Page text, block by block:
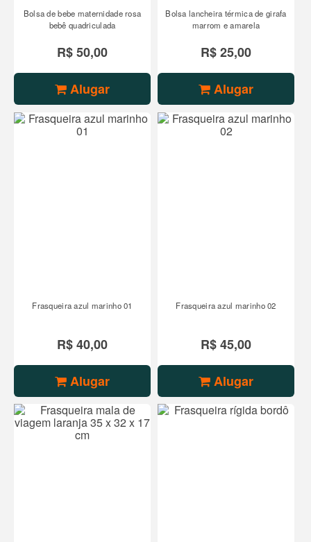
Bolsa de bebe maternidade rosa
bebê quadriculada
R$ 50,00
Alugar
Bolsa lancheira térmica de girafa
marrom e amarela
R$ 25,00
Alugar
Frasqueira azul marinho 01
R$ 40,00
Alugar
Frasqueira azul marinho 02
R$ 45,00
Alugar